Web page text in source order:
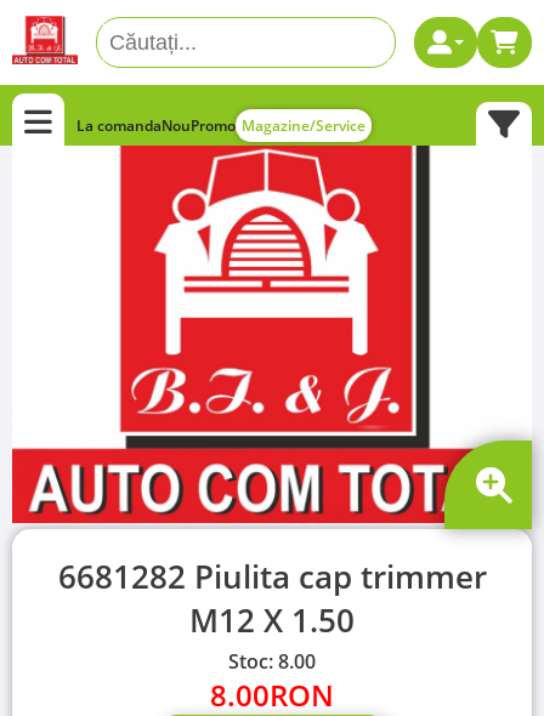
La comandaNouPromo Magazine/Service
6681282 Piulita cap trimmer
M12 X 1.50
Stoc: 8.00
8.00RON